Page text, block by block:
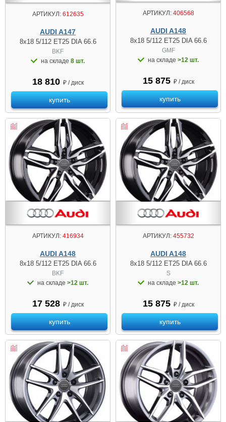
АРТИКУЛ:612635
AUDI A147
8x18 5/112 ET25 DIA 66.6
BKF
на складе 8 шт.
18 810 ₽ / диск
купить
АРТИКУЛ:406568
AUDI A148
8x18 5/112 ET25 DIA 66.6
GMF
на складе >12 шт.
15 875 ₽ / диск
купить
АРТИКУЛ:416934
AUDI A148
8x18 5/112 ET25 DIA 66.6
BKF
на складе >12 шт.
17 528 ₽ / диск
купить
АРТИКУЛ:455732
AUDI A148
8x18 5/112 ET25 DIA 66.6
S
на складе >12 шт.
15 875 ₽ / диск
купить